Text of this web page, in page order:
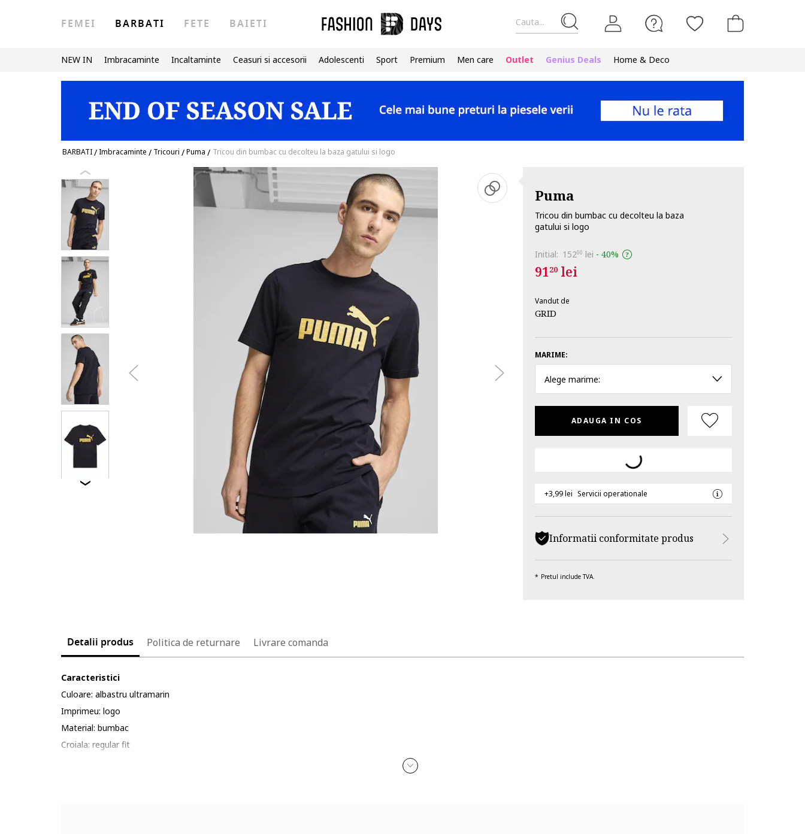
Cauta...
FEMEI BARBATI FETE BAIETI
NEW IN Imbracaminte Incaltaminte Ceasuri si accesorii Adolescenti Sport Premium Men care Outlet Genius Deals Home & Deco
BARBATI/Imbracaminte / Tricouri /Puma / Tricou din bumbac cu decolteu la baza gatului si logo
Puma
Tricou din bumbac cu decolteu la baza
gatului si logo
Initial: 15200 lei - 40%
9120lei
Vandut de
GRID
MARIME:
Alege marime:
ADAUGA IN COS
+3,99 lei Servicii operationale
Informatii conformitate produs
Pretul include TVA.
Detalii produs Politica de returnare Livrare comanda
Caracteristici
Culoare: albastru ultramarin
Imprimeu: logo
Material: bumbac
Croiala: regular fit